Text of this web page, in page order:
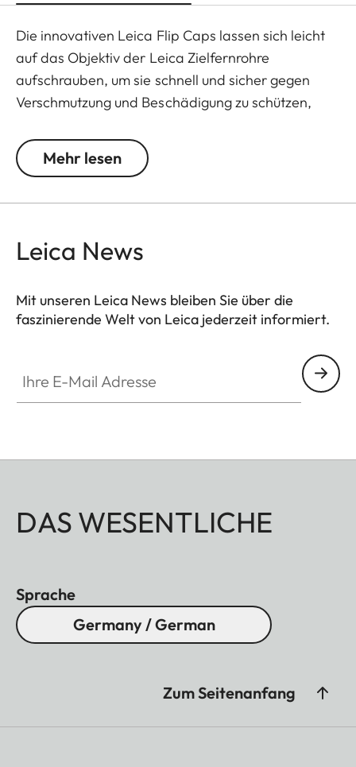
Die innovativen Leica Flip Caps lassen sich leicht
auf das Objektiv der Leica Zielfernrohre
aufschrauben, um sie schnell und sicher gegen
Verschmutzung und Beschädigung zu schützen,
Pirschjagd.
Von Leica konstruiert und entwickelt, bestehen die
unverzichtbaren Ergänzung jeder Leica
Mehr lesen
Leica News
Mit unseren Leica News bleiben Sie über die
faszinierende Welt von Leica jederzeit informiert.
DAS WESENTLICHE
Sprache
Germany / German
Zum Seitenanfang